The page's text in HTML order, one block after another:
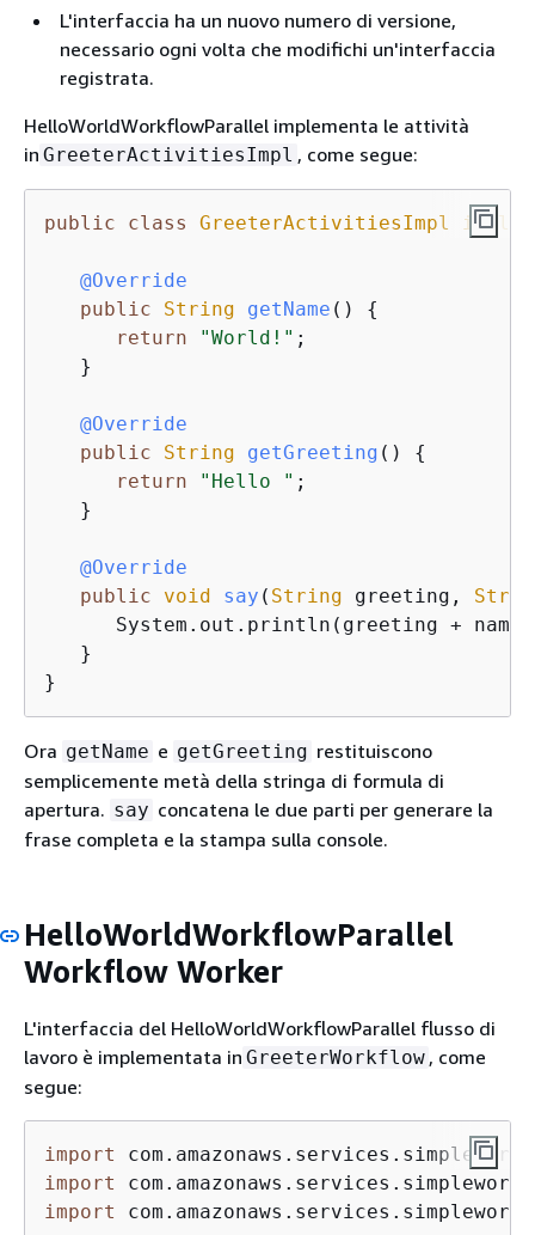
L'interfaccia ha un nuovo numero di versione,
necessario ogni volta che modifichi un'interfaccia
registrata.
HelloWorldWorkflowParallel implementa le attività
in GreeterActivitiesImpl , come segue:
public class GreeterActivitiesImpl
@Override
public
String getName ( )
{
return
"World!" ;
   }
@Override
public
String getGreeting ( )
{
return
"Hello " ;
   }
@Override
public
void say ( String greeting,
System.out.println(greeting +
   }
}
Ora getName e getGreeting restituiscono
semplicemente metà della stringa di formula di
apertura. say concatena le due parti per generare la
frase completa e la stampa sulla console.
HelloWorldWorkflowParallel
Workflow Worker
L'interfaccia del HelloWorldWorkflowParallel flusso di
lavoro è implementata in GreeterWorkflow , come
segue:
import
import
import